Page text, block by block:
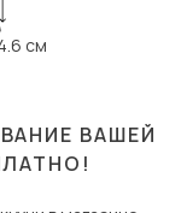
см
ВАШЕЙ